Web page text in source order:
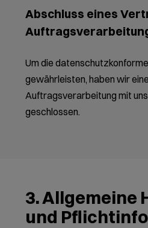
Abschluss eines
Um die
gewährleisten, haben wir
Auftragsverarbeitung mit
geschlossen.
3. Allgemeine
und